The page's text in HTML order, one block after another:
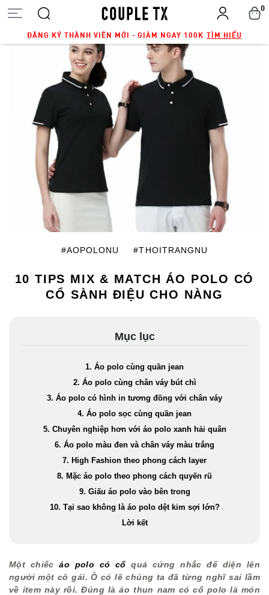
ĐĂNG KÝ THÀNH VIÊN MỚI - GIẢM NGAY 100K TÌM HIỂU
0
#AOPOLONU #THOITRANGNU
10 TIPS MIX & MATCH ÁO POLO CÓ
CỔ SÀNH ĐIỆU CHO NÀNG
Mục lục
1. Áo polo cùng quần jean
2. Áo polo cùng chân váy bút chì
3. Áo polo có hình in tương đồng với chân váy
4. Áo polo sọc cùng quần jean
5. Chuyên nghiệp hơn với áo polo xanh hải quân
6. Áo polo màu đen và chân váy màu trắng
7. High Fashion theo phong cách layer
8. Mặc áo polo theo phong cách quyến rũ
9. Giấu áo polo vào bên trong
10. Tại sao không là áo polo dệt kim sợi lớn?
Lời kết
Một chiếcáo polo có cổ quá cứng nhắc để diện lên
người một cô gái. Ồ có lẽ chúng ta đã từng nghĩ sai lầm
về item này rồi. Đúng là áo thun nam có cổ polo là món